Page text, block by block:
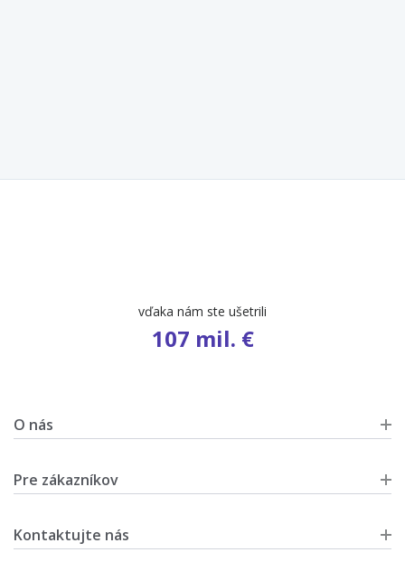
vďaka nám ste ušetrili
107 mil. €
O nás
Pre zákazníkov
Kontaktujte nás